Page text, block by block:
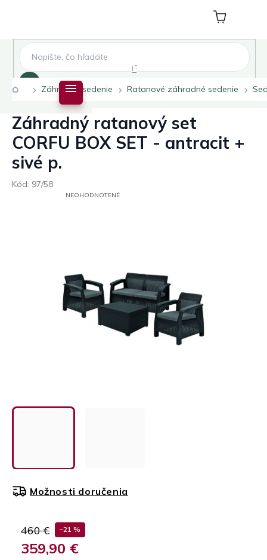
Nákupný
košík
DomovZáhradné sedenie Ratanové záhradné sedenie
Záhradný ratanový set
CORFU BOX SET - antracit +
sivé p.
Kód: 97/58
PRIEMERNÉNEOHODNOTENÉ
460 € –21 %
359,90 €
Možnosti doručenia